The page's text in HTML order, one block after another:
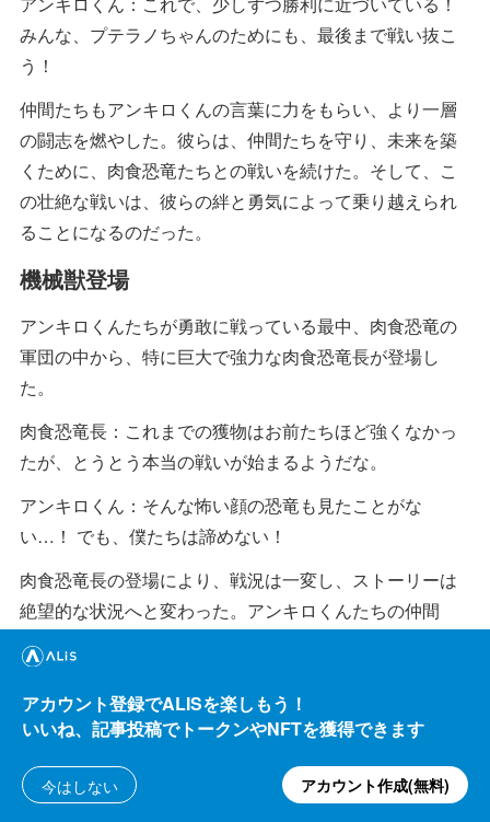
みんな、プテラノちゃんのためにも、最後まで戦い抜こ
う！
仲間たちもアンキロくんの言葉に力をもらい、より一層
の闘志を燃やした。彼らは、仲間たちを守り、未来を築
くために、肉食恐竜たちとの戦いを続けた。そして、こ
の壮絶な戦いは、彼らの絆と勇気によって乗り越えられ
ることになるのだった。
機械獣登場
アンキロくんたちが勇敢に戦っている最中、肉食恐竜の
軍団の中から、特に巨大で強力な肉食恐竜長が登場し
た。
肉食恐竜長：これまでの獲物はお前たちほど強くなかっ
たが、とうとう本当の戦いが始まるようだな。
アンキロくん：そんな怖い顔の恐竜も見たことがな
い…！ でも、僕たちは諦めない！
肉食恐竜長の登場により、戦況は一変し、ストーリーは
絶望的な状況へと変わった。アンキロくんたちの仲間
は、肉食恐竜長の強大な力の前に、次々と倒れていっ
た。
ストーリーはさらに悲観的な展開になり、アンキロくん
たちはどんどん肉食恐竜に食われまくる状況に陥った。
彼らは、絶望の淵に立たされた。
アカウント登録でALISを楽しもう！
いいね、記事投稿でトークンやNFTを獲得できます
今はしない アカウント作成(無料)